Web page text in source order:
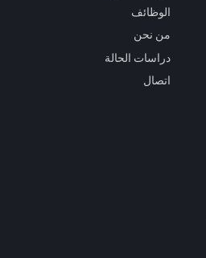
الوظائف
من نحن
دراسات الحالة
اتصال